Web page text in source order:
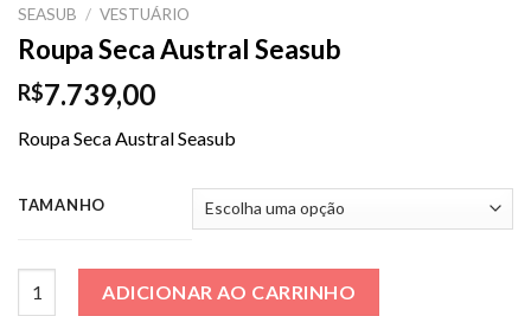
SEASUB / VESTUÁRIO
Roupa Seca Austral Seasub
R$7.739,00
Roupa Seca Austral Seasub
TAMANHO
ADICIONAR AO CARRINHO